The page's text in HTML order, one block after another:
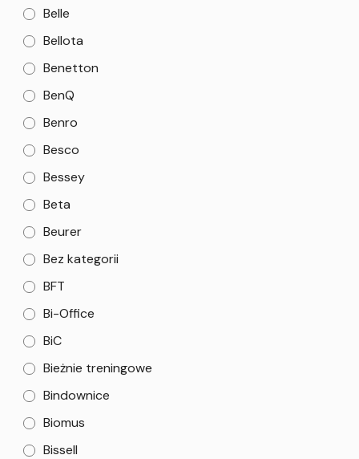
Belle
Bellota
Benetton
BenQ
Benro
Besco
Bessey
Beta
Beurer
Bez kategorii
BFT
Bi-Office
BiC
Bieżnie treningowe
Bindownice
Biomus
Bissell